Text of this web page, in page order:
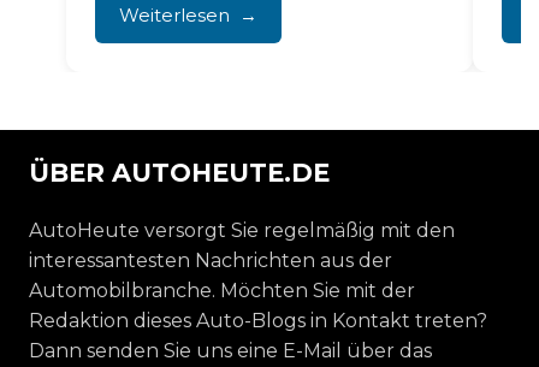
Weiterlesen
ÜBER AUTOHEUTE.DE
AutoHeute versorgt Sie regelmäßig mit den
interessantesten Nachrichten aus der
Automobilbranche. Möchten Sie mit der
Redaktion dieses Auto-Blogs in Kontakt treten?
Dann senden Sie uns eine E-Mail über das